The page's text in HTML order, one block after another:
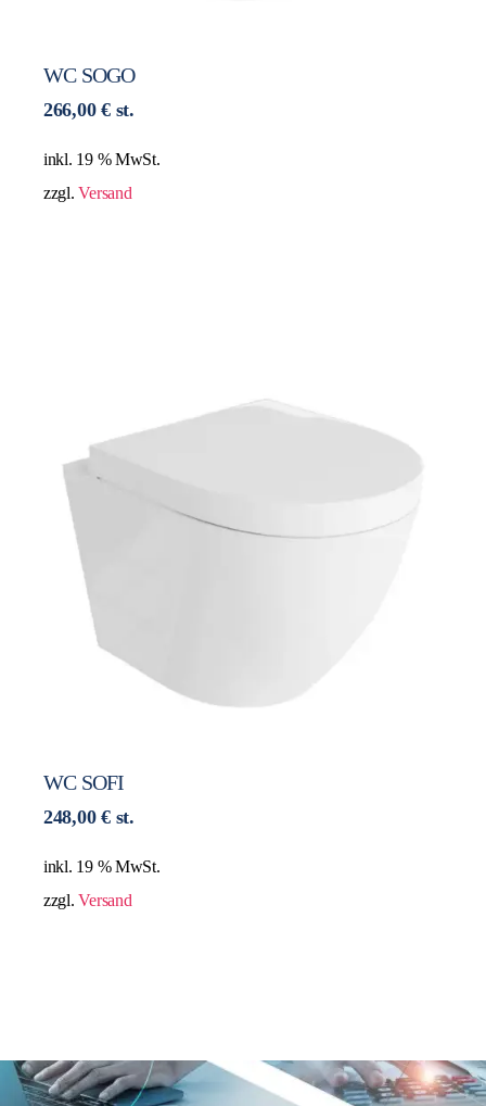
WC SOGO
266,00€ st.
inkl. 19 % MwSt.
zzgl.Versand
WC SOFI
248,00€ st.
inkl. 19 % MwSt.
zzgl.Versand